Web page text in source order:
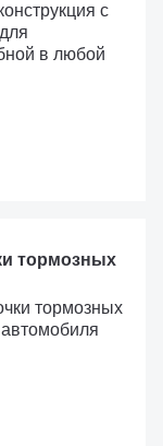
с
в любой
тормозных
тормозных